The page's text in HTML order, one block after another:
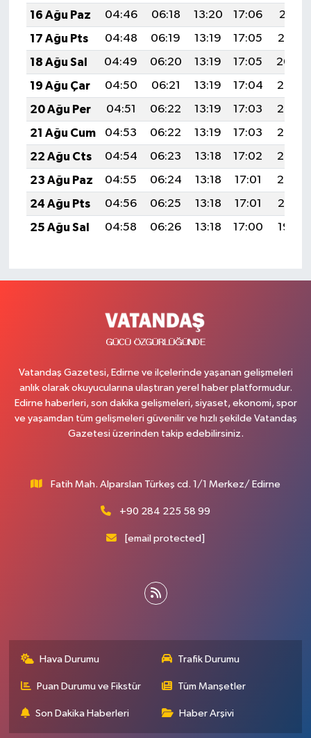
16 Ağu Paz
04:46 06:18 13:20 17:06
20:11
17 Ağu Pts
04:48 06:19 13:19 17:05
20:10
18 Ağu Sal
04:49 06:20 13:19 17:05
20:09
19 Ağu Çar
04:50 06:21 13:19 17:04
20:07
20 Ağu Per
04:51 06:22 13:19 17:03
20:06
21 Ağu Cum
04:53 06:22 13:19 17:03
20:05
22 Ağu Cts
04:54 06:23 13:18 17:02
20:03
23 Ağu Paz
04:55 06:24 13:18 17:01
20:02
24 Ağu Pts
04:56 06:25 13:18 17:01
20:01
25 Ağu Sal
04:58 06:26 13:18 17:00 19:59
Vatandaş Gazetesi, Edirne ve ilçelerinde yaşanan gelişmeleri
anlık olarak okuyucularına ulaştıran yerel haber platformudur.
Edirne haberleri, son dakika gelişmeleri, siyaset, ekonomi, spor
ve yaşamdan tüm gelişmeleri güvenilir ve hızlı şekilde Vatandaş
Gazetesi üzerinden takip edebilirsiniz.
Fatih Mah. Alparslan Türkeş cd. 1/1 Merkez/ Edirne
+90 284 225 58 99
[email protected]
Hava Durumu Trafik Durumu
Puan Durumu ve Fikstür Tüm Manşetler
Son Dakika Haberleri Haber Arşivi